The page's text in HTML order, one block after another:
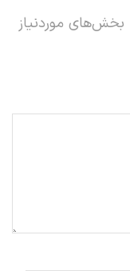
بخش‌های موردنیاز